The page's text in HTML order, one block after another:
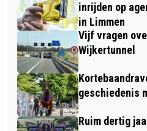
inrijden op
in Limmen
Vijf vragen
Wijkertunnel
geschiedenis
Ruim dertig